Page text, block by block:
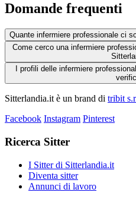
Domande frequenti
Quante infermiere professionale ci
Come cerco una infermiere
I profili delle infermiere
Sitterlandia.it è un brand di tribit
Facebook Instagram Pinterest
Ricerca Sitter
I Sitter di Sitterlandia.it
Diventa sitter
Annunci di lavoro